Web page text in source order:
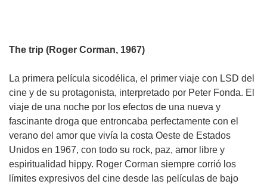
The trip (Roger Corman, 1967)
La primera película sicodélica, el primer viaje con LSD del
cine y de su protagonista, interpretado por Peter Fonda. El
viaje de una noche por los efectos de una nueva y
fascinante droga que entroncaba perfectamente con el
verano del amor que vivía la costa Oeste de Estados
Unidos en 1967, con todo su rock, paz, amor libre y
espiritualidad hippy. Roger Corman siempre corrió los
límites expresivos del cine desde las películas de bajo